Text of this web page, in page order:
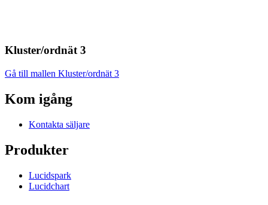
Kluster/ordnät 3
Gå till mallen Kluster/ordnät 3
Kom igång
Kontakta säljare
Produkter
Lucidspark
Lucidchart